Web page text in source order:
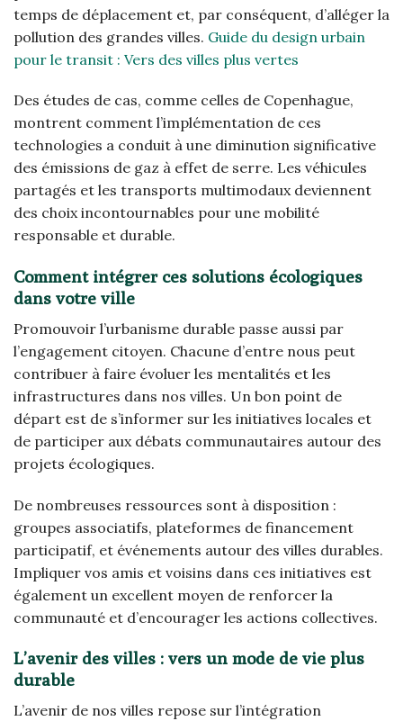
temps de déplacement et, par conséquent, d’alléger la
pollution des grandes villes. Guide du design urbain
pour le transit : Vers des villes plus vertes
Des études de cas, comme celles de Copenhague,
montrent comment l’implémentation de ces
technologies a conduit à une diminution significative
des émissions de gaz à effet de serre. Les véhicules
partagés et les transports multimodaux deviennent
des choix incontournables pour une mobilité
responsable et durable.
Comment intégrer ces solutions écologiques
dans votre ville
Promouvoir l’urbanisme durable passe aussi par
l’engagement citoyen. Chacune d’entre nous peut
contribuer à faire évoluer les mentalités et les
infrastructures dans nos villes. Un bon point de
départ est de s’informer sur les initiatives locales et
de participer aux débats communautaires autour des
projets écologiques.
De nombreuses ressources sont à disposition :
groupes associatifs, plateformes de financement
participatif, et événements autour des villes durables.
Impliquer vos amis et voisins dans ces initiatives est
également un excellent moyen de renforcer la
communauté et d’encourager les actions collectives.
L’avenir des villes : vers un mode de vie plus
durable
L’avenir de nos villes repose sur l’intégration